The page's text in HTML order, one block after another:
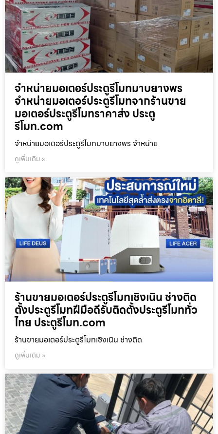
จำหน่ายมอเตอร์ประตูรีโมทมาบยางพร
จำหน่ายมอเตอร์ประตูรีโมทจากร้านขาย
มอเตอร์ประตูรีโมทราคาส่ง ประตู
รีโมท.com
จำหน่ายมอเตอร์ประตูรีโมทมาบยางพร จำหน่าย
ดูเพิ่มเติม »
ร้านขายมอเตอร์ประตูรีโมทเชิงเนิน ช่างติด
ตั้งประตูรีโมทฝีมือดีรับติดตั้งประตูรีโมททั่ว
ไทย ประตูรีโมท.com
ร้านขายมอเตอร์ประตูรีโมทเชิงเนิน ช่างติด
ดูเพิ่มเติม »